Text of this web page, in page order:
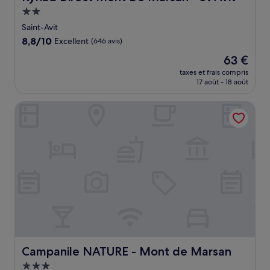
Hébergement
2.0 étoiles
Saint-Avit
8.8
8,8/10 Excellent (646 avis)
Le
nouveau
prix
de
63 €
63 €
taxes et frais compris
17 août - 18 août
Campanile NATURE - Mont de Marsan
Campanile NATURE - Mont de Marsan
Hébergement